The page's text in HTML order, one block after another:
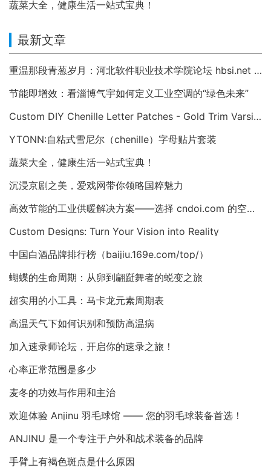
蔬菜大全，健康生活一站式宝典！
最新文章
重温那段青葱岁月：河北软件职业技术学院论坛 hbsi.net —— 2007 年至今的校园数字记忆
节能即增效：看淄博气宇如何定义工业空调的“绿色未来”
Custom DIY Chenille Letter Patches - Gold Trim Varsity Alphabet Appliques
YTONN:自粘式雪尼尔（chenille）字母贴片套装
蔬菜大全，健康生活一站式宝典！
沉浸京剧之美，爱戏网带你领略国粹魅力
高效节能的工业供暖解决方案——选择 cndoi.com 的空气对空气换热器与AHU
Custom Designs: Turn Your Vision into Reality
中国白酒品牌排行榜（baijiu.169e.com/top/）
蝴蝶的生命周期：从卵到翩跹舞者的蜕变之旅
超实用的小工具：马卡龙元素周期表
高温天气下如何识别和预防高温病
加入速录师论坛，开启你的速录之旅！
心率正常范围是多少
麦冬的功效与作用和主治
欢迎体验 Anjinu 羽毛球馆 —— 您的羽毛球装备首选！
ANJINU 是一个专注于户外和战术装备的品牌
手臂上有褐色斑点是什么原因